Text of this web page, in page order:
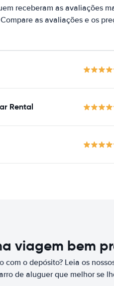
receberam as avaliações
as avaliações e os
Rental
viagem bem
com o depósito? Leia os
de aluguer que melhor se